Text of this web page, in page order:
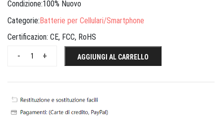
Condizione:100% Nuovo
Categorie:Batterie per Cellulari/Smartphone
Certificazion: CE, FCC, RoHS
+
- AGGIUNGI AL CARRELLO